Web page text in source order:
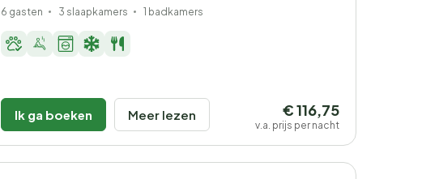
6 gasten 3 slaapkamers 1 badkamers
Ik ga boeken Meer lezen € 116,75
v.a. prijs per nacht